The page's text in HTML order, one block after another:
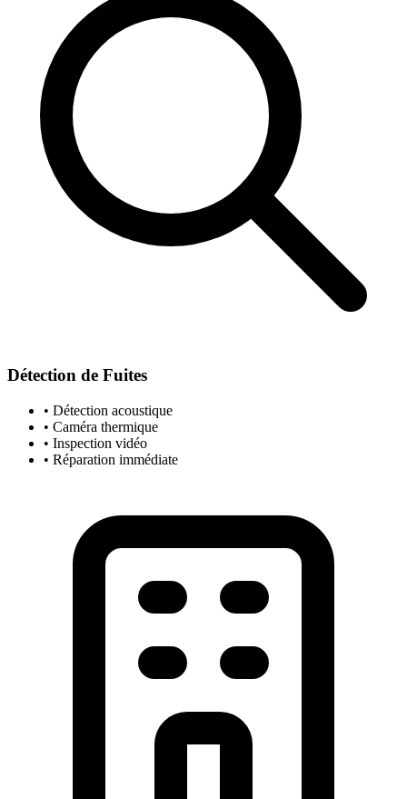
Détection de Fuites
• Détection acoustique
• Caméra thermique
• Inspection vidéo
• Réparation immédiate